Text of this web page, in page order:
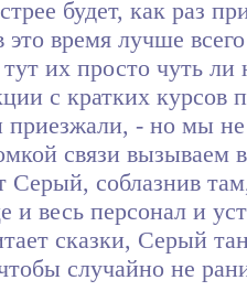
будет, как раз
это время лучше
их просто чуть
с кратких курсов
приезжали, - но мы
связи вызываем
Серый, соблазнив
и весь персонал и
сказки, Серый
случайно не